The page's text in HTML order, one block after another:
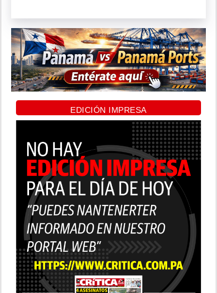
EDICIÓN IMPRESA